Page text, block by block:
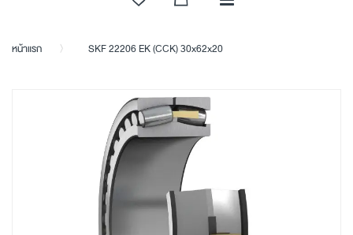
หน้าแรก SKF 22206 EK (CCK) 30x62x20
Skip
to
the
end
of
the
images
gallery